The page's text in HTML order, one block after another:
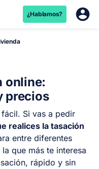
¿Hablamos?
online:
precios
Si vas a pedir
realices la tasación
entre diferentes
que más te interesa
rápido y sin